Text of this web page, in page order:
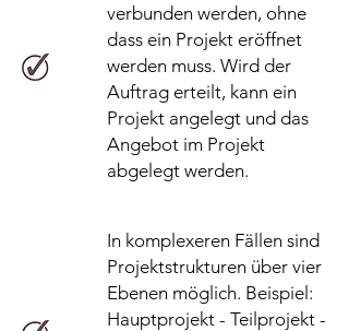
verbunden werden, ohne
dass ein Projekt eröffnet
werden muss. Wird der
Auftrag erteilt, kann ein
Projekt angelegt und das
Angebot im Projekt
abgelegt werden.
In komplexeren Fällen sind
Projektstrukturen über vier
Ebenen möglich. Beispiel:
Hauptprojekt - Teilprojekt -